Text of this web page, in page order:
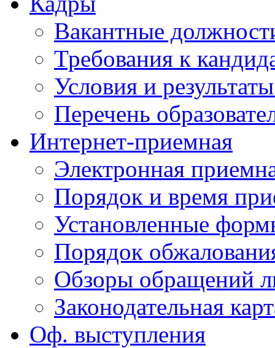
Вакантные
Требования к
Условия и
Перечень
Интернет-приемная
Электронная
Порядок и время
Установленные
Порядок
Обзоры обращений
Законодательная
Оф. выступления